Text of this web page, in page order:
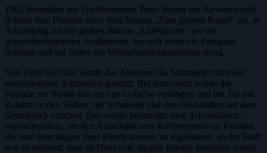
1902 übernahm der Tischlermeister Peter Jensen das Anwesen und
richtete eine Pension unter dem Namen „Zum grünen Baum“ ein, in
Anspielung auf die großen Bäume „Lilleskoven“ auf der
gegenüberliegenden Straßenseite, wo sich heute ein Parkplatz
befindet und wo früher der Wiedervereinigungsstein stand.
Von 1906 bis 1920 wurde das Anwesen als Schmiede von zwei
verschiedenen Schmieden genutzt. Bei dem einen wurde die
Fassade zur Straße hin um vier Gefache verlängert und ein Tor mit
Zufahrt zu den Ställen, der Schmiede und den Werkstätten auf dem
Grundstück errichtet. Der zweite beantragte eine Schanklizenz –
wahrscheinlich, um den Ausschank von Kaffeepunsch an Kunden,
die zum Beschlagen ihrer Pferde kamen, zu legalisieren. In der Stadt
war es bekannt, dass im Haus eine illegale Kneipe betrieben wurde.